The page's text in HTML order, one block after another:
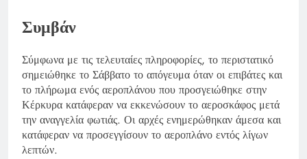
Συμβάν
Σύμφωνα με τις τελευταίες πληροφορίες, το περιστατικό
σημειώθηκε το Σάββατο το απόγευμα όταν οι επιβάτες και
το πλήρωμα ενός αεροπλάνου που προσγειώθηκε στην
Κέρκυρα κατάφεραν να εκκενώσουν το αεροσκάφος μετά
την αναγγελία φωτιάς. Οι αρχές ενημερώθηκαν άμεσα και
κατάφεραν να προσεγγίσουν το αεροπλάνο εντός λίγων
λεπτών.